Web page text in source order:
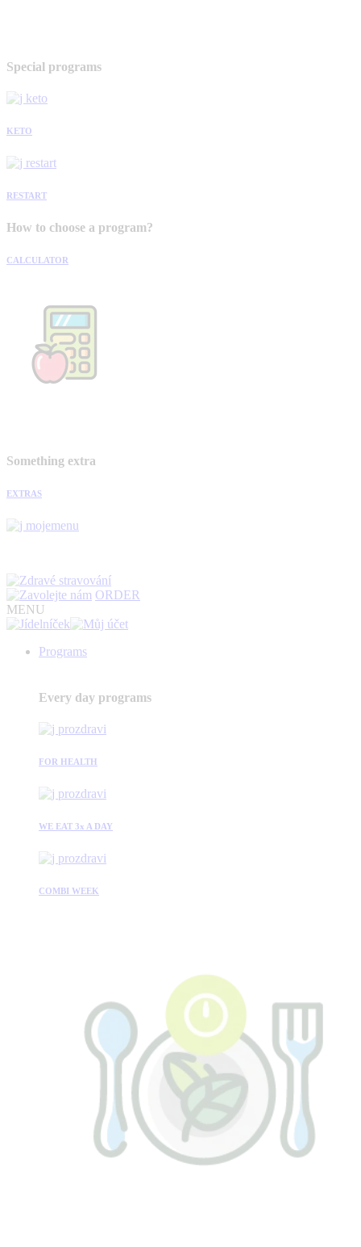
Special programs
KETO
RESTART
How to choose a program?
CALCULATOR
Something extra
EXTRAS
ORDER
MENU
Programs
Every day programs
FOR HEALTH
WE EAT 3x A DAY
COMBI WEEK